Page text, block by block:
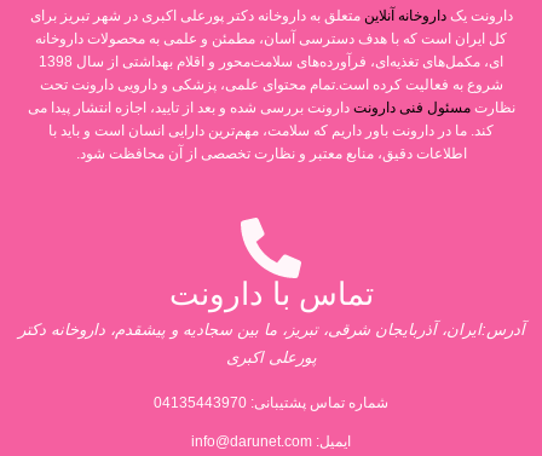
دارونت یکداروخانه آنلاین متعلق به داروخانه دکتر پورعلی اکبری در شهر تبریز برای
کل ایران است که با هدف دسترسی آسان، مطمئن و علمی به محصولات داروخانه
ای، مکمل‌های تغذیه‌ای، فرآورده‌های سلامت‌محور و اقلام بهداشتی از سال 1398
شروع به فعالیت کرده است.تمام محتوای علمی، پزشکی و دارویی دارونت تحت
نظارتمسئول فنی دارونت دارونت بررسی شده و بعد از تایید، اجازه انتشار پیدا می
کند. ما در دارونت باور داریم که سلامت، مهم‌ترین دارایی انسان است و باید با
اطلاعات دقیق، منابع معتبر و نظارت تخصصی از آن محافظت شود.
تماس با دارونت
آدرس:ایران، آذربایجان شرقی، تبریز، ما بین سجادیه و پیشقدم، داروخانه دکتر
پورعلی اکبری
شماره تماس پشتیبانی: 04135443970
ایمیل: info@darunet.com